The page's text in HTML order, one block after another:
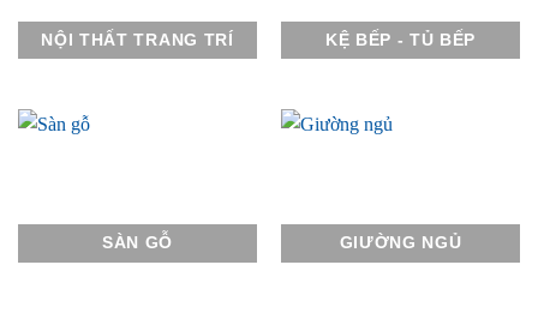
NỘI THẤT TRANG TRÍ KỆ BẾP - TỦ BẾP
SÀN GỖ GIƯỜNG NGỦ